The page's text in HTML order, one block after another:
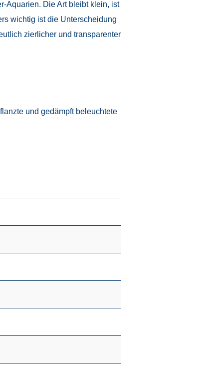
Aquarien. Die Art bleibt klein, ist
wichtig ist die Unterscheidung
zierlicher und transparenter
und gedämpft beleuchtete